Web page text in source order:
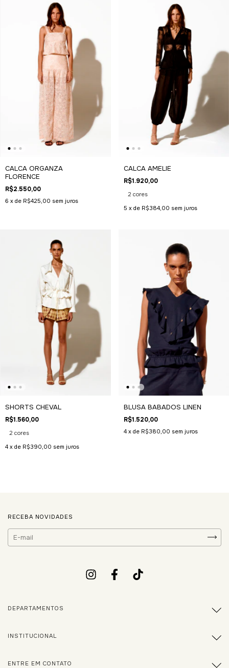
CALCA ORGANZA
FLORENCE
R$2.550,00
6 x de R$425,00 sem juros
CALCA AMELIE
R$1.920,00
2 cores
5 x de R$384,00 sem juros
SHORTS CHEVAL
R$1.560,00
2 cores
4 x de R$390,00 sem juros
BLUSA BABADOS LINEN
R$1.520,00
4 x de R$380,00 sem juros
RECEBA NOVIDADES
DEPARTAMENTOS
INSTITUCIONAL
ENTRE EM CONTATO